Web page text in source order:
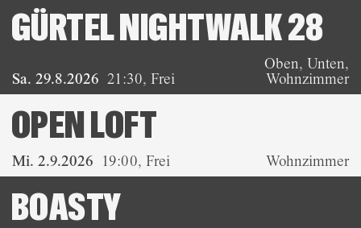
Sa. 29.8.2026 21:30,Frei
GÜRTEL NIGHTWALK 28
Oben, Unten,
Wohnzimmer
Mi. 2.9.2026 19:00,Frei
OPEN LOFT
Wohnzimmer
BOASTY